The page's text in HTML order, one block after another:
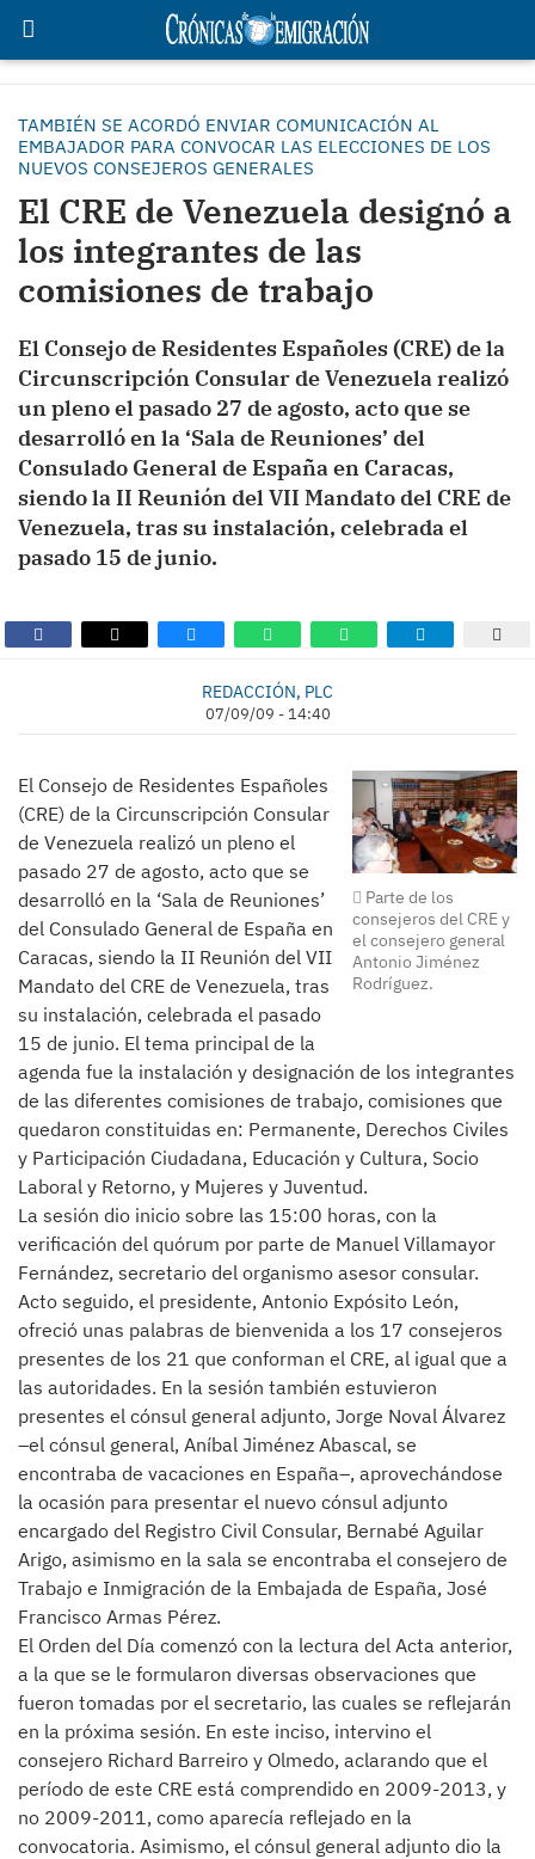
TAMBIÉN SE ACORDÓ ENVIAR COMUNICACIÓN AL
EMBAJADOR PARA CONVOCAR LAS ELECCIONES DE LOS
NUEVOS CONSEJEROS GENERALES
El CRE de Venezuela designó a
los integrantes de las
comisiones de trabajo
El Consejo de Residentes Españoles (CRE) de la
Circunscripción Consular de Venezuela realizó
un pleno el pasado 27 de agosto, acto que se
desarrolló en la ‘Sala de Reuniones’ del
Consulado General de España en Caracas,
siendo la II Reunión del VII Mandato del CRE de
Venezuela, tras su instalación, celebrada el
pasado 15 de junio.
REDACCIÓN, PLC
07/09/09 - 14:40
Parte de los
consejeros del CRE y
el consejero general
Antonio Jiménez
Rodríguez.
El Consejo de Residentes Españoles
(CRE) de la Circunscripción Consular
de Venezuela realizó un pleno el
pasado 27 de agosto, acto que se
desarrolló en la ‘Sala de Reuniones’
del Consulado General de España en
Caracas, siendo la II Reunión del VII
Mandato del CRE de Venezuela, tras
su instalación, celebrada el pasado
15 de junio. El tema principal de la
agenda fue la instalación y designación de los integrantes
de las diferentes comisiones de trabajo, comisiones que
quedaron constituidas en: Permanente, Derechos Civiles
y Participación Ciudadana, Educación y Cultura, Socio
Laboral y Retorno, y Mujeres y Juventud.
La sesión dio inicio sobre las 15:00 horas, con la
verificación del quórum por parte de Manuel Villamayor
Fernández, secretario del organismo asesor consular.
Acto seguido, el presidente, Antonio Expósito León,
ofreció unas palabras de bienvenida a los 17 consejeros
presentes de los 21 que conforman el CRE, al igual que a
las autoridades. En la sesión también estuvieron
presentes el cónsul general adjunto, Jorge Noval Álvarez
–el cónsul general, Aníbal Jiménez Abascal, se
encontraba de vacaciones en España–, aprovechándose
la ocasión para presentar el nuevo cónsul adjunto
encargado del Registro Civil Consular, Bernabé Aguilar
Arigo, asimismo en la sala se encontraba el consejero de
Trabajo e Inmigración de la Embajada de España, José
Francisco Armas Pérez.
El Orden del Día comenzó con la lectura del Acta anterior,
a la que se le formularon diversas observaciones que
fueron tomadas por el secretario, las cuales se reflejarán
en la próxima sesión. En este inciso, intervino el
consejero Richard Barreiro y Olmedo, aclarando que el
período de este CRE está comprendido en 2009-2013, y
no 2009-2011, como aparecía reflejado en la
convocatoria. Asimismo, el cónsul general adjunto dio la